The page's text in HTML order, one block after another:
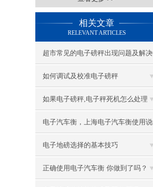
相关文章
RELEVANT ARTICLES
超市常见的电子磅秤出现问题及解决
方案
如何调试及校准电子磅秤
如果电子磅秤,电子秤死机怎么处理
电子汽车衡，上海电子汽车衡使用说
明
电子地磅选择的基本技巧
正确使用电子汽车衡 你做到了吗？